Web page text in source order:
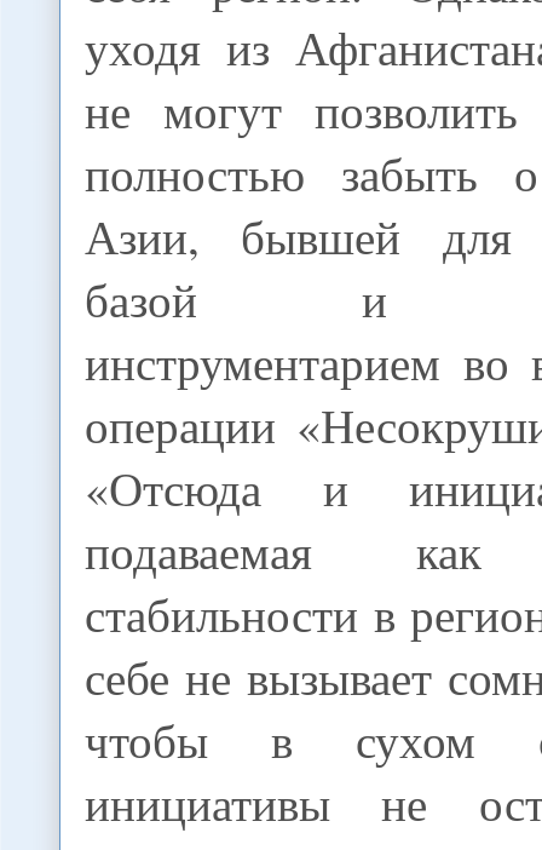
уходя из
не могут
полностью забыть
Азии, бывшей для
базой и
инструментарием во
операции
«Отсюда и
подаваемая
стабильности в
себе не вызывает
чтобы в сухом
инициативы не